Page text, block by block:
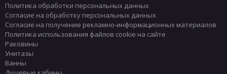
Политика обработки персональных данных
Согласие на обработку персональных данных
Согласие на получение рекламно-информационных материалов
Политика использования файлов cookie на сайте
Раковины
Унитазы
Ванны